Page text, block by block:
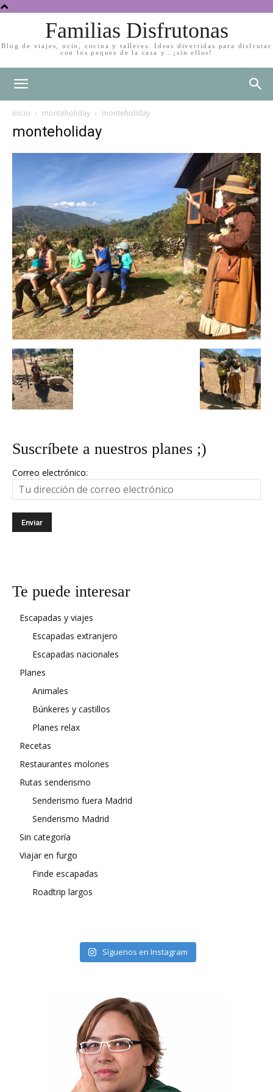
Familias Disfrutonas
Blog de viajes, ocio, cocina y talleres. Ideas divertidas para disfrutar
con los peques de la casa y…¡sin ellos!
Inicio monteholiday monteholiday
monteholiday
Suscríbete a nuestros planes ;)
Correo electrónico:
Te puede interesar
Escapadas y viajes
Escapadas extranjero
Escapadas nacionales
Planes
Animales
Búnkeres y castillos
Planes relax
Recetas
Restaurantes molones
Rutas senderismo
Senderismo fuera Madrid
Senderismo Madrid
Sin categoría
Viajar en furgo
Finde escapadas
Roadtrip largos
Síguenos en Instagram